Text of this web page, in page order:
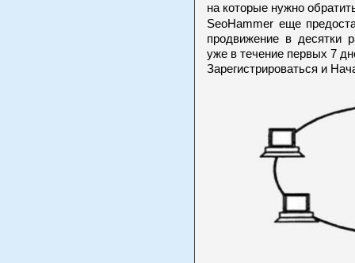
на которые нужно
SeoHammer еще
продвижение в десятки
уже в течение первых 7
Зарегистрироваться и